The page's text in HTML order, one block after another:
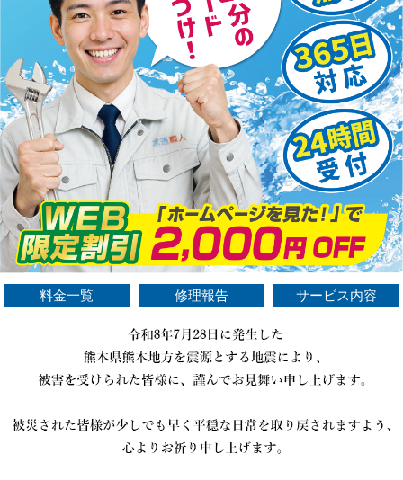
料金一覧 修理報告 サービス内容